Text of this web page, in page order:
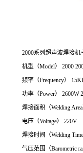
2000系列超声波焊接机
机型（Model） 2000
频率（Frequency）
功率（Power） 2600W
焊接面积（Welding
电压（Voltage） 220V
焊接时间（Welding
气压范围（Barometric